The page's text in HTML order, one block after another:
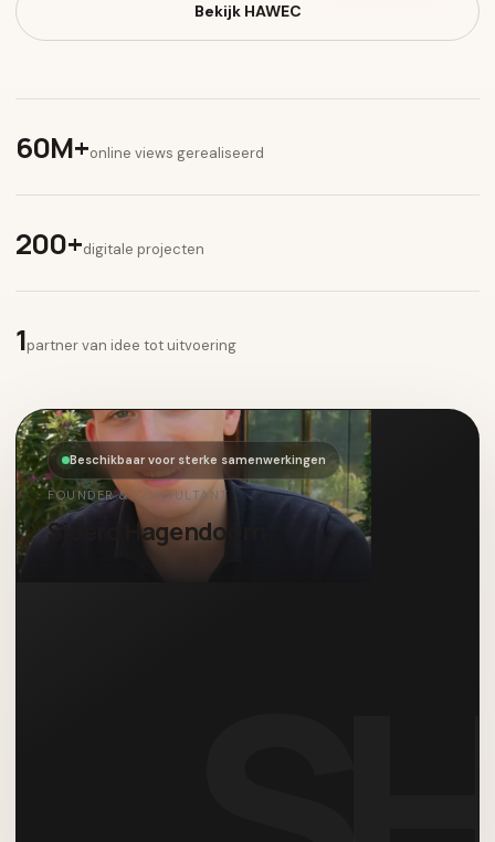
Bekijk HAWEC
60M+online views gerealiseerd
200+digitale projecten
1partner van idee tot uitvoering
Beschikbaar voor sterke samenwerkingen
FOUNDER & CONSULTANT
Sjoerd Hagendoorn